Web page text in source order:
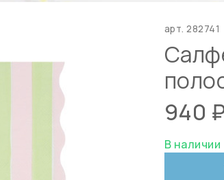
арт.282741
940
В наличии